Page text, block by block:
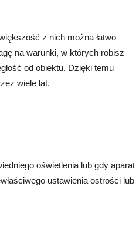
z nich można łatwo
na warunki, w których robisz
od obiektu. Dzięki temu
wiele lat.
oświetlenia lub gdy aparat
ustawienia ostrości lub